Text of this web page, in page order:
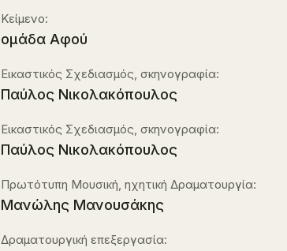
Κείμενο:
ομάδα Αφού
Εικαστικός Σχεδιασμός, σκηνογραφία:
Παύλος Νικολακόπουλος
Εικαστικός Σχεδιασμός, σκηνογραφία:
Παύλος Νικολακόπουλος
Πρωτότυπη Μουσική, ηχητική Δραματουργία:
Μανώλης Μανουσάκης
Δραματουργική επεξεργασία: